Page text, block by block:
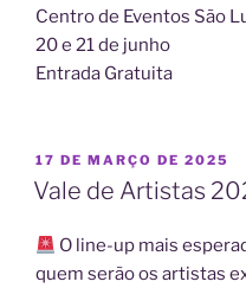
Centro de Eventos São
20 e 21 de junho
Entrada Gratuita
PUBLICADO
EM
17 DE MARÇO DE 2025
Vale de Artistas
O line-up mais
quem serão os artistas